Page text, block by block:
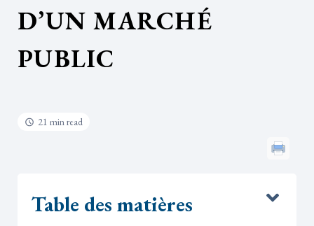
D’UN MARCHÉ
PUBLIC
21 min read
Table des matières